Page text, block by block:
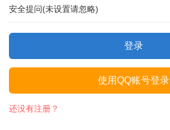
安全提问(未设置请忽略)
登录
使用QQ账号登录
还没有注册？